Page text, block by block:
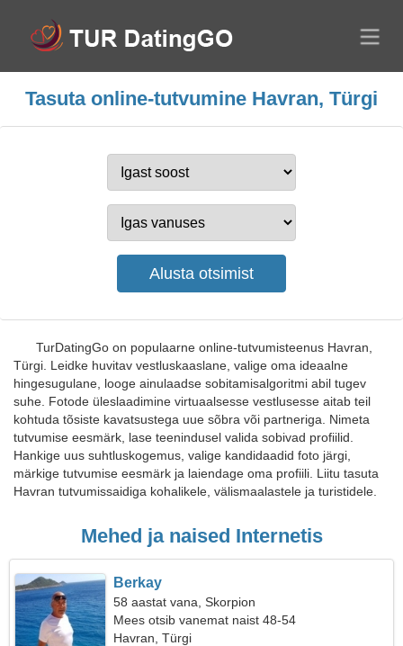
Tasuta online-tutvumine Havran, Türgi
TurDatingGo on populaarne online-tutvumisteenus Havran,
Türgi. Leidke huvitav vestluskaaslane, valige oma ideaalne
hingesugulane, looge ainulaadse sobitamisalgoritmi abil tugev
suhe. Fotode üleslaadimine virtuaalsesse vestlusesse aitab teil
kohtuda tõsiste kavatsustega uue sõbra või partneriga. Nimeta
tutvumise eesmärk, lase teenindusel valida sobivad profiilid.
Hankige uus suhtluskogemus, valige kandidaadid foto järgi,
märkige tutvumise eesmärk ja laiendage oma profiili. Liitu tasuta
Havran tutvumissaidiga kohalikele, välismaalastele ja turistidele.
Mehed ja naised Internetis
Berkay
58 aastat vana, Skorpion
Mees otsib vanemat naist 48-54
Havran, Türgi